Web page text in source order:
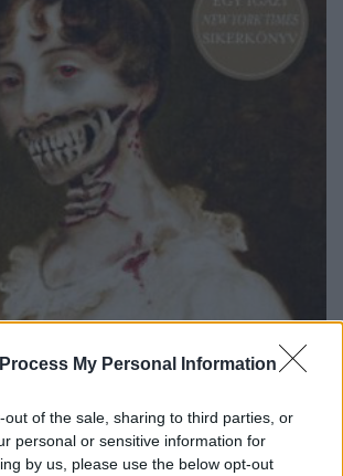
My Personal Information
out of the sale, sharing to third parties, or
personal or sensitive information for
by us, please use the below opt-out